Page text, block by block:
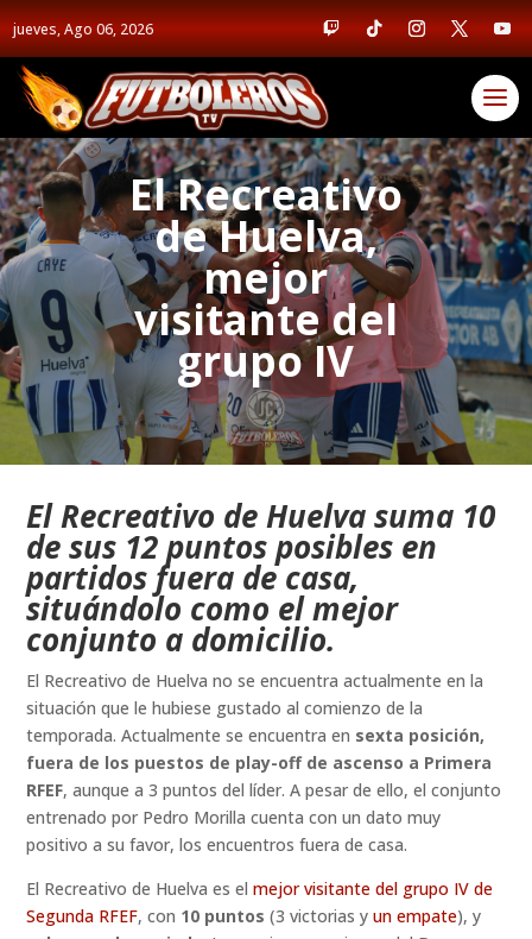
jueves, Ago 06, 2026
El Recreativo
de Huelva,
mejor
visitante del
grupo IV
El Recreativo de Huelva suma 10
de sus 12 puntos posibles en
partidos fuera de casa,
situándolo como el mejor
conjunto a domicilio.
El Recreativo de Huelva no se encuentra actualmente en la
situación que le hubiese gustado al comienzo de la
temporada. Actualmente se encuentra en sexta posición,
fuera de los puestos de play-off de ascenso a Primera
RFEF, aunque a 3 puntos del líder. A pesar de ello, el conjunto
entrenado por Pedro Morilla cuenta con un dato muy
positivo a su favor, los encuentros fuera de casa.
El Recreativo de Huelva es elmejor visitante del grupo IV de
Segunda RFEF, con 10 puntos (3 victorias yun empate), y